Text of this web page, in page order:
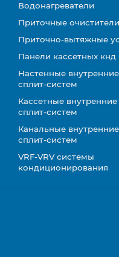
Водонагреватели
Приточные
Приточно-вытяжные
Панели кассетных кнд
Настенные
сплит-систем
Кассетные
сплит-систем
Канальные
сплит-систем
VRF-VRV системы
кондиционирования